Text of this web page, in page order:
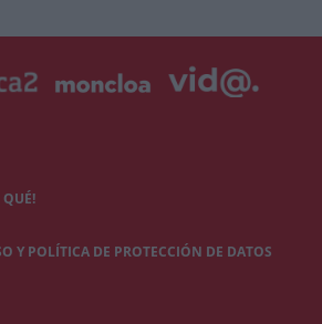
Y POLÍTICA DE PROTECCIÓN DE DATOS